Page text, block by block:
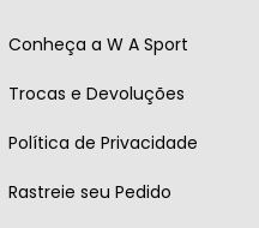
Conheça a W A Sport
Trocas e Devoluções
Política de Privacidade
Rastreie seu Pedido